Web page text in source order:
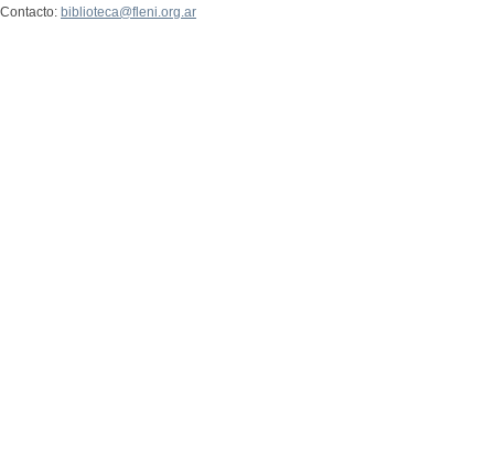
Contacto: biblioteca@fleni.org.ar